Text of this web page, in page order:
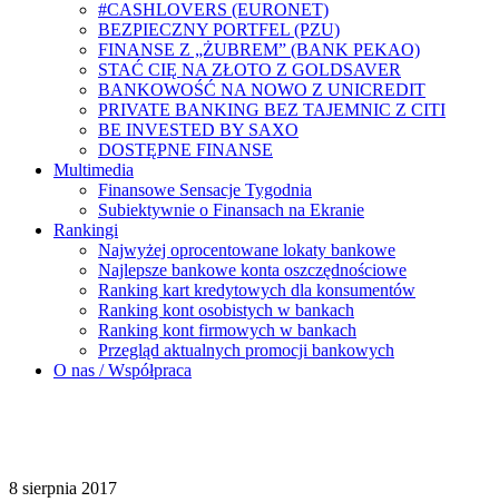
#CASHLOVERS (EURONET)
BEZPIECZNY PORTFEL (PZU)
FINANSE Z „ŻUBREM” (BANK PEKAO)
STAĆ CIĘ NA ZŁOTO Z GOLDSAVER
BANKOWOŚĆ NA NOWO Z UNICREDIT
PRIVATE BANKING BEZ TAJEMNIC Z CITI
BE INVESTED BY SAXO
DOSTĘPNE FINANSE
Multimedia
Finansowe Sensacje Tygodnia
Subiektywnie o Finansach na Ekranie
Rankingi
Najwyżej oprocentowane lokaty bankowe
Najlepsze bankowe konta oszczędnościowe
Ranking kart kredytowych dla konsumentów
Ranking kont osobistych w bankach
Ranking kont firmowych w bankach
Przegląd aktualnych promocji bankowych
O nas / Współpraca
8 sierpnia 2017